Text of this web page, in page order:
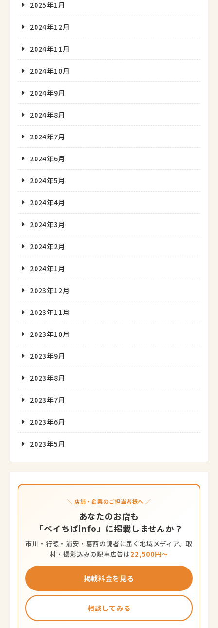
2025年1月
2024年12月
2024年11月
2024年10月
2024年9月
2024年8月
2024年7月
2024年6月
2024年5月
2024年4月
2024年3月
2024年2月
2024年1月
2023年12月
2023年11月
2023年10月
2023年9月
2023年8月
2023年7月
2023年6月
2023年5月
＼ 店舗・企業のご担当者様へ ／
あなたのお店も
「ベイちばinfo」に掲載しませんか？
市川・行徳・浦安・葛西の読者に届く地域メディア。取
材・撮影込みの記事広告は22,500円〜
掲載料金を見る
相談してみる